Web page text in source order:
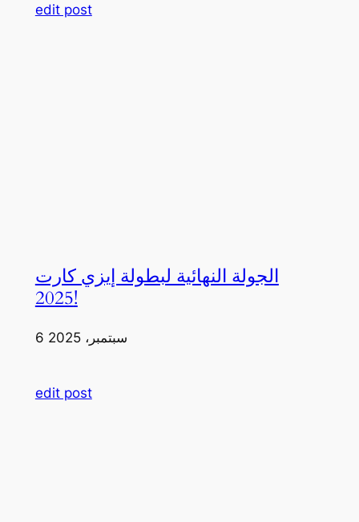
edit post
الجولة النهائية لبطولة إيزي كارت
2025!
6 سبتمبر، 2025
edit post